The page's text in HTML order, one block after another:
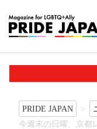
PRIDE JAPAN
今週末の日曜、京都